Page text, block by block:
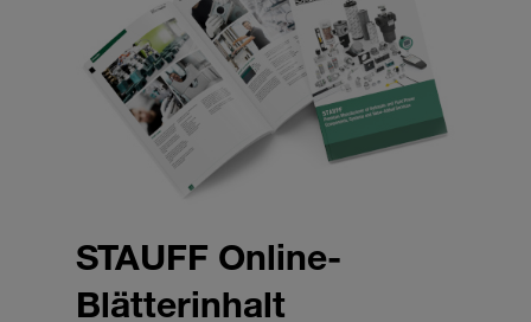
STAUFF Online-
Blätterinhalt